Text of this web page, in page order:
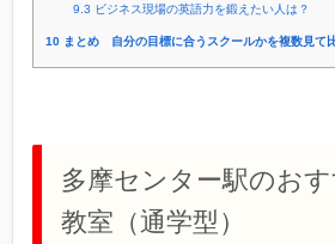
9.3 ビジネス現場の英語力を鍛えたい人は？
10 まとめ 自分の目標に合うスクールかを複数見て
多摩センター駅のお
教室（通学型）